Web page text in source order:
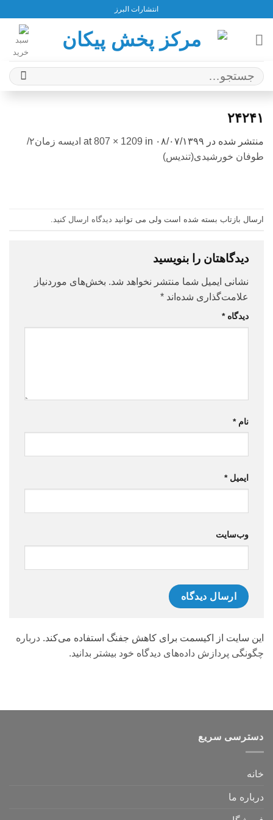
content
انتشارات البرز
جستجو
برای:
۲۴۲۴۱
منتشر شده در ۰۸/۰۷/۱۳۹۹ 807 × 1209 in
ادیسه زمان۲/
طوفان خورشیدی(تندیس)
ارسال بازتاب بسته شده است ولی می توانید دیدگاه ارسال کنید
دیدگاهتان را بنویسید
نشانی ایمیل شما منتشر نخواهد شد. بخش‌های موردنیاز
علامت‌گذاری شده‌اند *
دیدگاه*
نام*
ایمیل*
وب‌سایت
این سایت از اکیسمت برای کاهش جفنگ استفاده می‌کند. درباره
چگونگی پردازش داده‌های دیدگاه خود بیشتر بدانید.
دسترسی سریع
خانه
درباره ما